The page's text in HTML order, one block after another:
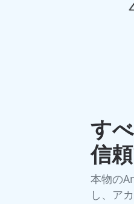
す
信
本物の
し、ア